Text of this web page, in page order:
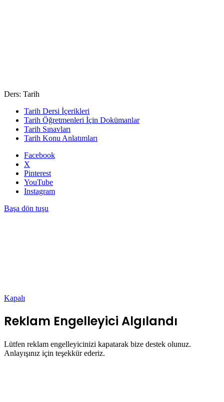
Ders: Tarih
Tarih Dersi İçerikleri
Tarih Öğretmenleri İçin Dokümanlar
Tarih Sınavları
Tarih Konu Anlatımları
Facebook
X
Pinterest
YouTube
Instagram
Başa dön tuşu
Kapalı
Reklam Engelleyici Algılandı
Lütfen reklam engelleyicinizi kapatarak bize destek olunuz.
Anlayışınız için teşekkür ederiz.